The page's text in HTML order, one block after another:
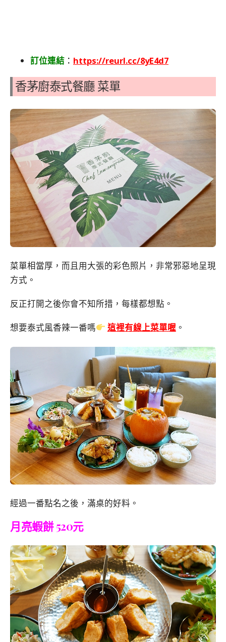
訂位連結 ： https://reurl.cc/8yE4d7
香茅廚泰式餐廳 菜單
菜單相當厚，而且用大張的彩色照片，非常邪惡地呈現
方式。
反正打開之後你會不知所措，每樣都想點。
想要泰式風香辣一番嗎 這裡有線上菜單喔。
經過一番點名之後，滿桌的好料。
月亮蝦餅 520元